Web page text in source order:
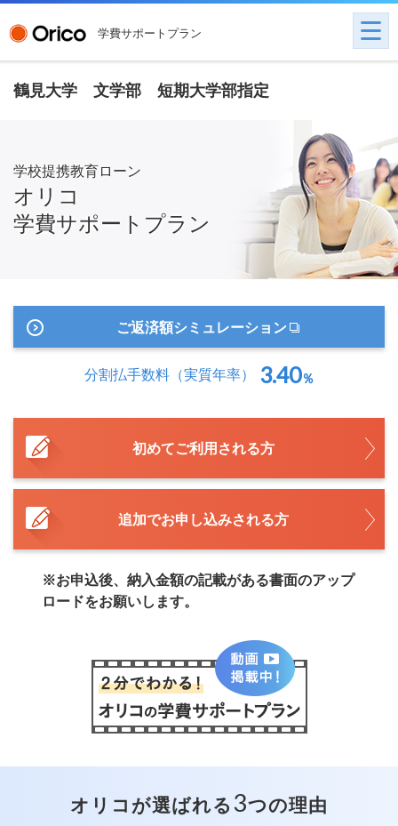
学費サポートプラン
鶴見大学 文学部 短期大学部指定
学校提携教育ローン
オリコ
学費サポートプラン
ご返済額シミュレーション
分割払手数料（実質年率） 3.40％
初めてご利用される方
追加でお申し込みされる方
※お申込後、納入金額の記載がある書面のアップ
ロードをお願いします。
オリコが選ばれる 3つの理由